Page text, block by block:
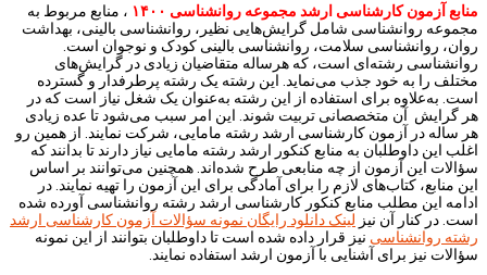
منابع آزمون کارشناسی ارشد مجموعه روانشناسی ۱۴۰۰
، منابع مربوط به
مجموعه روانشناسی شامل گرایش‌هایی نظیر، روانشناسی بالینی، بهداشت
روان، روانشناسی سلامت، روانشناسی بالینی کودک و نوجوان است.
روانشناسی رشته‌ای است، که هرساله متقاضیان زیادی در گرایش‌های
مختلف را به خود جذب می‌نماید. این رشته یک رشته پرطرفدار و گسترده
است. به‌علاوه برای استفاده از این رشته به‌عنوان یک شغل نیاز است که در
هر گرایش آن متخصصانی تربیت شوند. این امر سبب می‌شود تا عده زیادی
هر ساله در آزمون کارشناسی ارشد رشته مامایی، شرکت نمایند. از همین رو
اغلب این داوطلبان به منابع کنکور ارشد رشته مامایی نیاز دارند تا بدانند که
سؤالات این آزمون از چه منابعی طرح شده‌اند. همچنین می‌توانند بر اساس
این منابع، کتاب‌های لازم را برای آمادگی برای این آزمون را تهیه نمایند. در
ادامه این مطلب منابع کنکور کارشناسی ارشد رشته روانشناسی آورده شده
است. در کنار آن نیز لینک دانلود رایگان نمونه سؤالات آزمون کارشناسی ارشد
رشته روانشناسی نیز قرار داده شده است تا داوطلبان بتوانند از این نمونه
سؤالات نیز برای آشنایی با آزمون ارشد استفاده نمایند.